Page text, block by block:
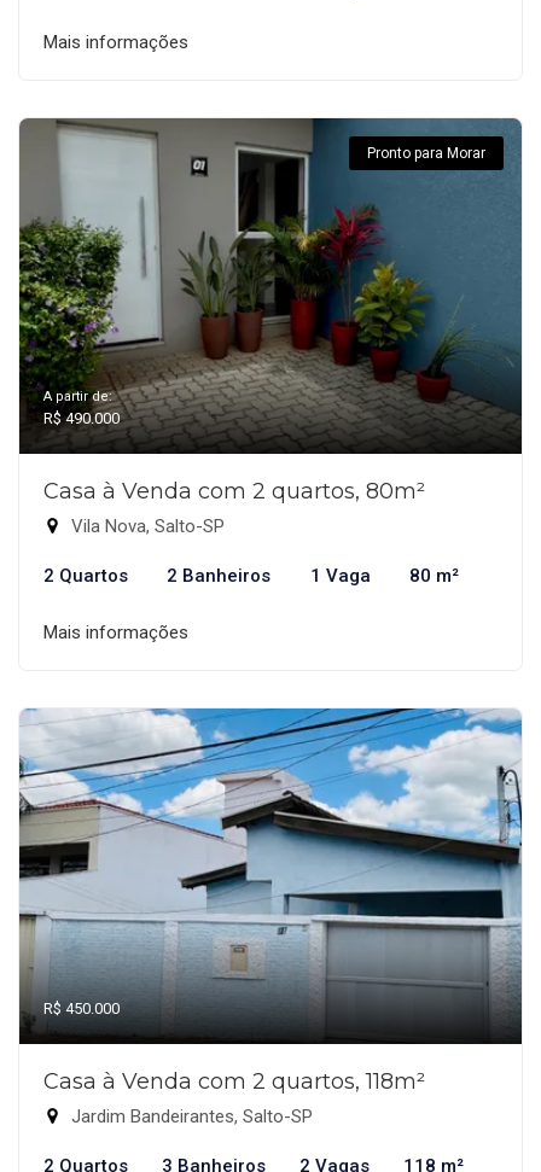
Mais informações
Pronto para Morar
A partir de:
R$ 490.000
Casa à Venda com 2 quartos, 80m²
Vila Nova, Salto-SP
2 Quartos 2 Banheiros 1 Vaga 80 m²
Mais informações
R$ 450.000
Casa à Venda com 2 quartos, 118m²
Jardim Bandeirantes, Salto-SP
2 Quartos 3 Banheiros 2 Vagas 118 m²